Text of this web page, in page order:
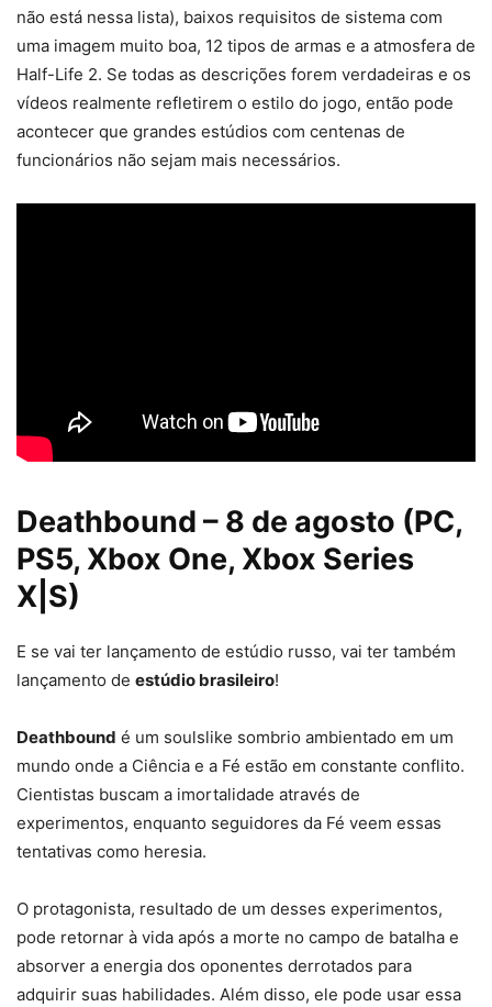
não está nessa lista), baixos requisitos de sistema com
uma imagem muito boa, 12 tipos de armas e a atmosfera de
Half-Life 2. Se todas as descrições forem verdadeiras e os
vídeos realmente refletirem o estilo do jogo, então pode
acontecer que grandes estúdios com centenas de
funcionários não sejam mais necessários.
Deathbound – 8 de agosto (PC,
PS5, Xbox One, Xbox Series
X|S)
E se vai ter lançamento de estúdio russo, vai ter também
lançamento de estúdio brasileiro!
Deathbound é um soulslike sombrio ambientado em um
mundo onde a Ciência e a Fé estão em constante conflito.
Cientistas buscam a imortalidade através de
experimentos, enquanto seguidores da Fé veem essas
tentativas como heresia.
O protagonista, resultado de um desses experimentos,
pode retornar à vida após a morte no campo de batalha e
absorver a energia dos oponentes derrotados para
adquirir suas habilidades. Além disso, ele pode usar essa